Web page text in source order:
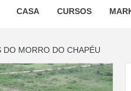
CASA CURSOS
DO MORRO DO CHAPÉU